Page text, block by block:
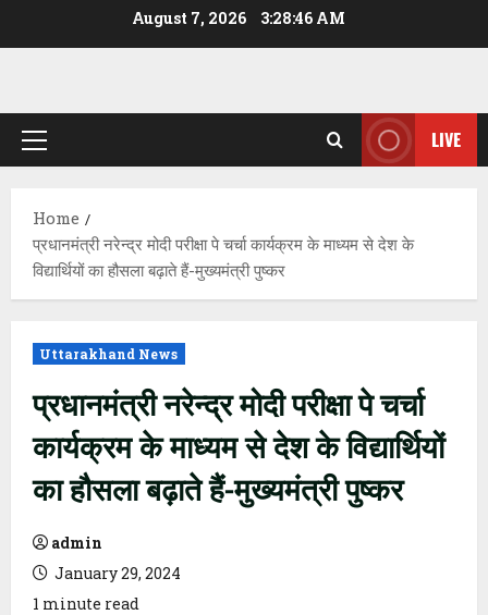
August 7, 2026 3:28:47 AM
Primary
LIVE
Home
प्रधानमंत्री नरेन्द्र मोदी परीक्षा पे चर्चा कार्यक्रम के माध्यम से देश के
विद्यार्थियों का हौसला बढ़ाते हैं-मुख्यमंत्री पुष्कर
Uttarakhand News
प्रधानमंत्री नरेन्द्र मोदी परीक्षा पे चर्चा
कार्यक्रम के माध्यम से देश के विद्यार्थियों
का हौसला बढ़ाते हैं-मुख्यमंत्री पुष्कर
admin
January 29, 2024
1 minute read